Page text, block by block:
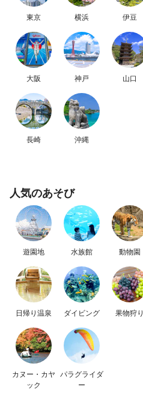
東京 横浜 伊豆
大阪 神戸 山口
長崎 沖縄
人気のあそび
遊園地 水族館 動物園
日帰り温泉 ダイビング 果物狩り
カヌー・カヤ
ック
パラグライダ
ー